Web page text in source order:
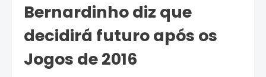
Bernardinho diz que
decidirá futuro após os
Jogos de 2016